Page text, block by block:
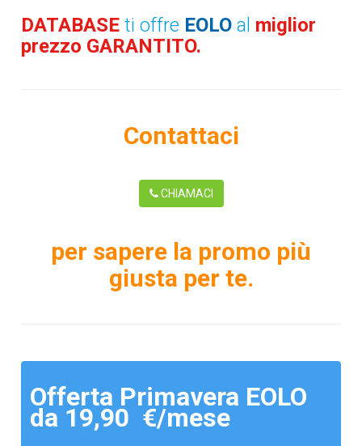
DATABASEti offre EOLO al miglior
prezzo GARANTITO.
Contattaci
CHIAMACI
per sapere la promo più
giusta per te.
Offerta Primavera EOLO
da 19,90 €/mese